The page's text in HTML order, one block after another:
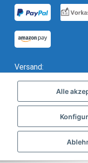
Versand:
Alle